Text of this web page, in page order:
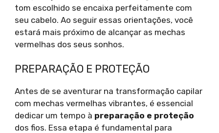
tom escolhido se encaixa perfeitamente com
seu cabelo. Ao seguir essas orientações, você
estará mais próximo de alcançar as mechas
vermelhas dos seus sonhos.
PREPARAÇÃO E PROTEÇÃO
Antes de se aventurar na transformação capilar
com mechas vermelhas vibrantes, é essencial
dedicar um tempo à preparação e proteção
dos fios. Essa etapa é fundamental para